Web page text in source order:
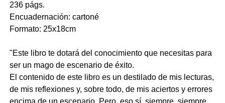
236 págs.
Encuadernación: cartoné
Formato: 25x18cm
"Este libro te dotará del conocimiento que necesitas para
ser un mago de escenario de éxito.
El contenido de este libro es un destilado de mis lecturas,
de mis reflexiones y, sobre todo, de mis aciertos y errores
encima de un escenario. Pero, eso sí, siempre, siempre,